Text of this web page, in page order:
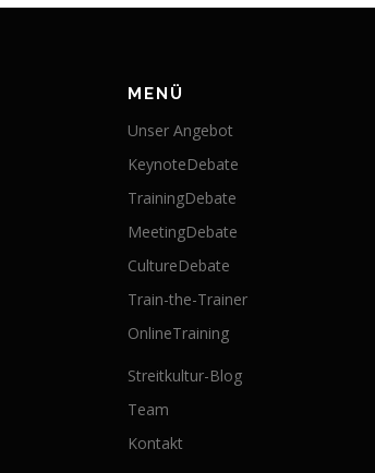
MENÜ
Unser Angebot
KeynoteDebate
TrainingDebate
MeetingDebate
CultureDebate
Train-the-Trainer
OnlineTraining
Streitkultur-Blog
Team
Kontakt